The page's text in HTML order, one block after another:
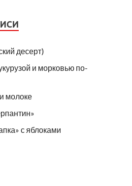
десерт)
и морковью по-
молоке
с яблоками